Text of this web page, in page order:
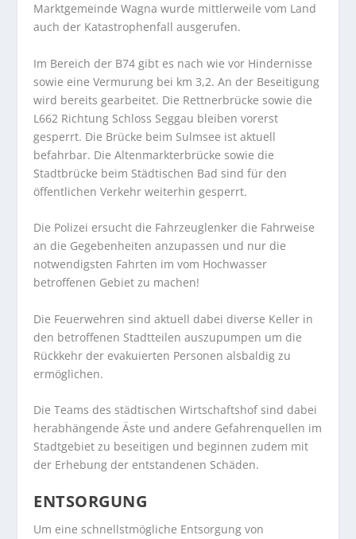
Marktgemeinde Wagna wurde mittlerweile vom Land
auch der Katastrophenfall ausgerufen.
Im Bereich der B74 gibt es nach wie vor Hindernisse
sowie eine Vermurung bei km 3,2. An der Beseitigung
wird bereits gearbeitet. Die Rettnerbrücke sowie die
L662 Richtung Schloss Seggau bleiben vorerst
gesperrt. Die Brücke beim Sulmsee ist aktuell
befahrbar. Die Altenmarkterbrücke sowie die
Stadtbrücke beim Städtischen Bad sind für den
öffentlichen Verkehr weiterhin gesperrt.
Die Polizei ersucht die Fahrzeuglenker die Fahrweise
an die Gegebenheiten anzupassen und nur die
notwendigsten Fahrten im vom Hochwasser
betroffenen Gebiet zu machen!
Die Feuerwehren sind aktuell dabei diverse Keller in
den betroffenen Stadtteilen auszupumpen um die
Rückkehr der evakuierten Personen alsbaldig zu
ermöglichen.
Die Teams des städtischen Wirtschaftshof sind dabei
herabhängende Äste und andere Gefahrenquellen im
Stadtgebiet zu beseitigen und beginnen zudem mit
der Erhebung der entstandenen Schäden.
ENTSORGUNG
Um eine schnellstmögliche Entsorgung von